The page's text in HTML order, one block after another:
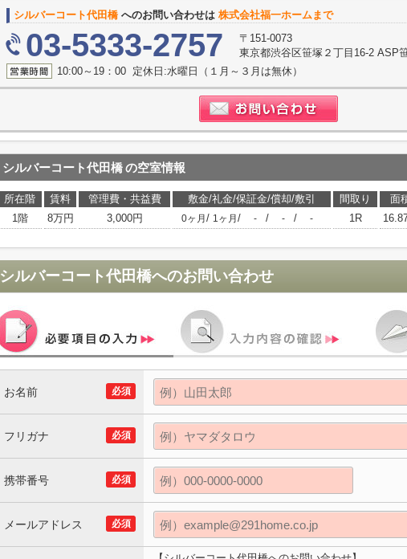
シルバーコート代田橋 へのお問い合わせは 株式会社福一ホームまで
03-5333-2757
〒151-0073
東京都渋谷区笹塚２丁目16-2 ASP
10:00～19：00 定休日:水曜日（１月～３月は無休）
シルバーコート代田橋の空室情報
所在階 賃料 管理費・共益費 敷金/礼金/保証金/償却/敷引 間取り 面
1階
8万円 3,000円 0ヶ月 / 1ヶ月 / - / - / - 1R
シルバーコート代田橋へのお問い合わせ
必須
お名前
必須
フリガナ
必須
携帯番号
必須
メールアドレス